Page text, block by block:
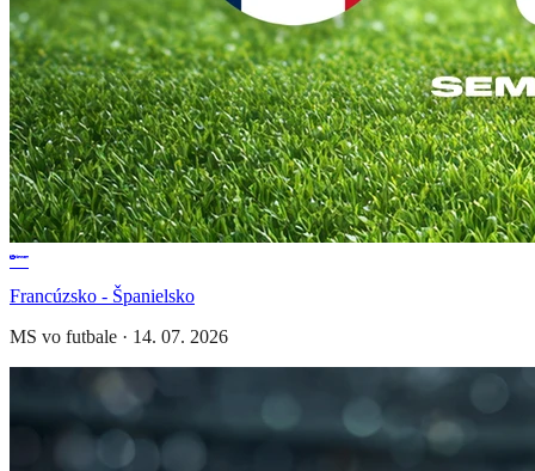
Francúzsko - Španielsko
MS vo futbale · 14. 07. 2026